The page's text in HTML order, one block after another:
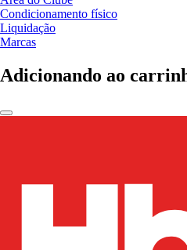
Condicionamento físico
Liquidação
Marcas
Adicionando ao